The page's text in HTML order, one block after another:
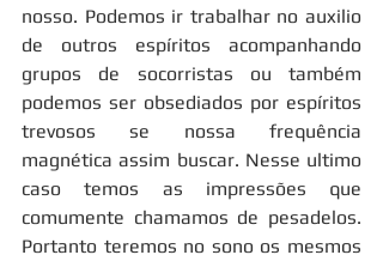
nosso. Podemos ir trabalhar no auxilio
de outros espíritos acompanhando
grupos de socorristas ou também
podemos ser obsediados por espíritos
trevosos se nossa frequência
magnética assim buscar. Nesse ultimo
caso temos as impressões que
comumente chamamos de pesadelos.
Portanto teremos no sono os mesmos